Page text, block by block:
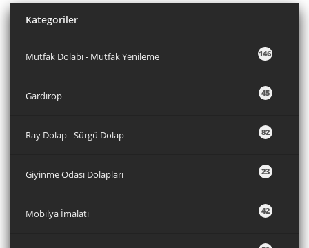
Kategoriler
146
Mutfak Dolabı - Mutfak Yenileme
45
Gardırop
82
Ray Dolap - Sürgü Dolap
23
Giyinme Odası Dolapları
42
Mobilya İmalatı